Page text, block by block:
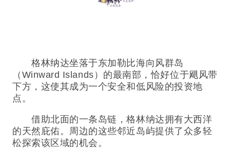
格林纳达坐落于东加勒比海向风群岛
（Winward Islands）的最南部，恰好位于飓风带
下方，这使其成为一个安全和低风险的投资地
点。
借助北面的一条岛链，格林纳达拥有大西洋
的天然庇佑。周边的这些邻近岛屿提供了众多轻
松探索该区域的机会。